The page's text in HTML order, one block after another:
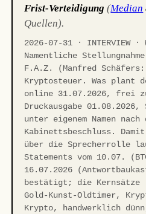
Frist-Verteidigung (Median
Quellen).
2026-07-31 · INTERVIEW
Namentliche
F.A.Z. (Manfred
Kryptosteuer. Was plant
online 31.07.2026, frei
Druckausgabe
unter eigenem Namen nach
Kabinettsbeschluss.
über die Sprecherrolle
Statements vom 10.07.
16.07.2026
bestätigt; die
Gold-Kunst-Oldtimer,
Krypto, handwerklich